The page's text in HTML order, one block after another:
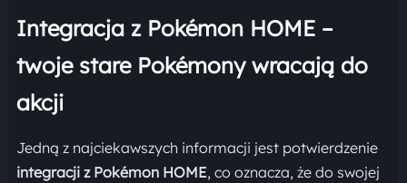
Integracja z Pokémon HOME –
twoje stare Pokémony wracają do
akcji
Jedną z najciekawszych informacji jest potwierdzenie
integracji z Pokémon HOME, co oznacza, że do swojej